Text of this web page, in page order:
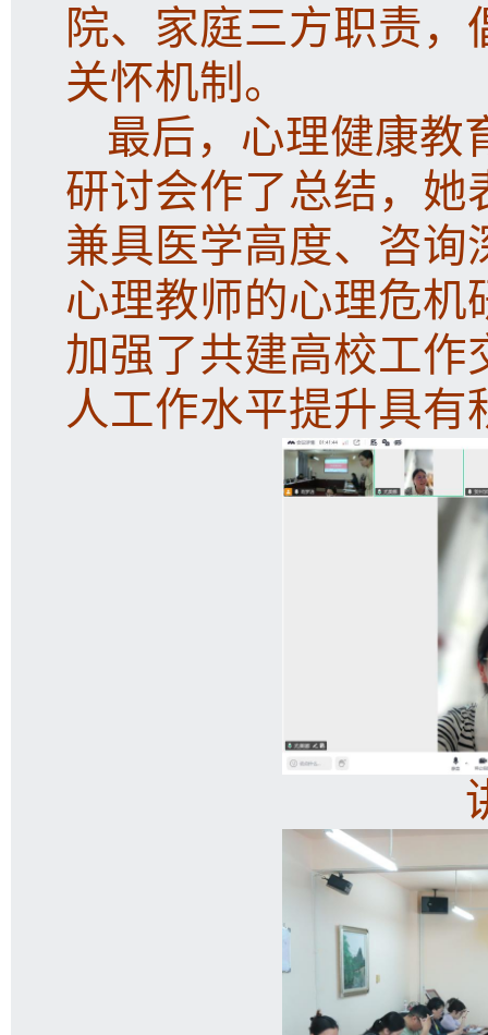
院、家庭三方职责
关怀机制。
最后，心理健康教
研讨会作了总结，她
兼具医学高度、咨询
心理教师的心理危机
加强了共建高校工作
人工作水平提升具有